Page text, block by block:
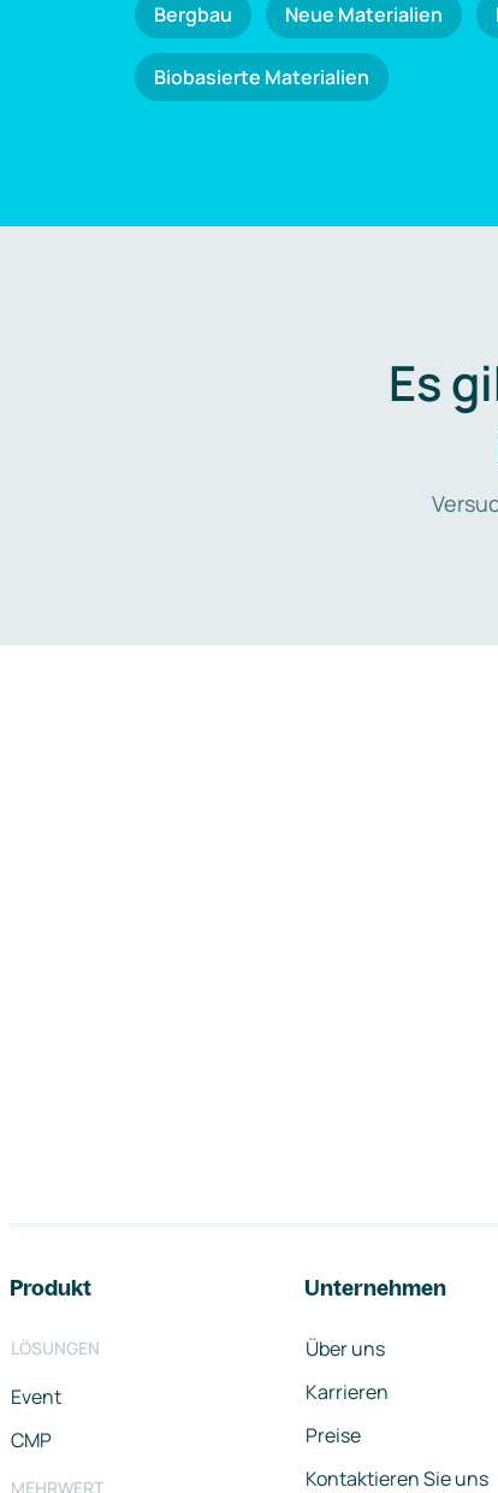
Bergbau Neue Materialien
Biobasierte Materialien
Es
Produkt
LÖSUNGEN
Event
CMP
MEHRWERT
Unternehmen
Über uns
Karrieren
Preise
Kontaktieren Sie uns